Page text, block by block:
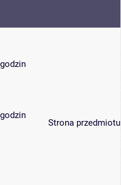
Strona przedmiotu